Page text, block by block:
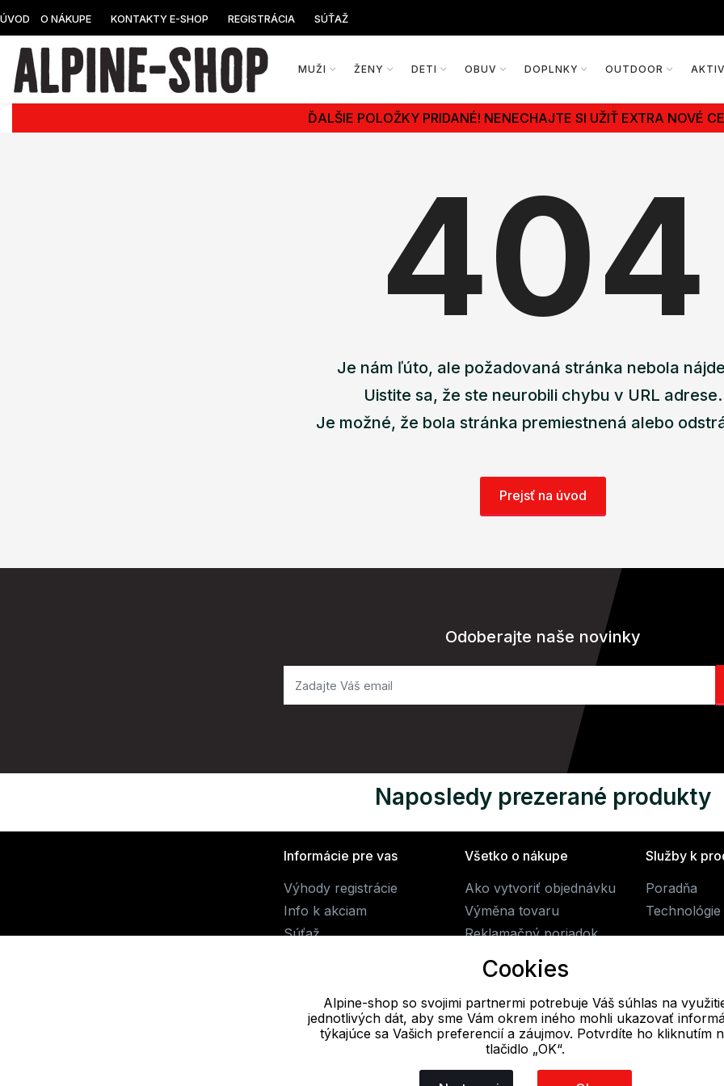
ÚVOD O NÁKUPE KONTAKTY E-SHOP REGISTRÁCIA SÚŤAŽ
MUŽI ŽENY DETI OBUV DOPLNKY OUTDOOR
ĎALŠIE POLOŽKY PRIDANÉ! NENECHAJTE SI UŽIŤ EXTRA NOVÉ
404
Je nám ľúto, ale požadovaná stránka nebola
Uistite sa, že ste neurobili chybu v URL adrese.
Je možné, že bola stránka premiestnená alebo
Prejsť na úvod
Odoberajte naše novinky
Naposledy prezerané produkty
Informácie pre vas
Výhody registrácie
Info k akciam
Súťaž
Všetko o nákupe
Ako vytvoriť objednávku
Výměna tovaru
Reklamačný poriadok
Obchodné podmienky
Doprava
Služby k
Poradňa
Technológie
E-mail
Online
info@alpine-shop.sk
Cookies
Alpine-shop so svojimi partnermi potrebuje Váš súhlas na
jednotlivých dát, aby sme Vám okrem iného mohli ukazovať
týkajúce sa Vašich preferencií a záujmov. Potvrdíte ho kliknutím
tlačidlo „OK“.